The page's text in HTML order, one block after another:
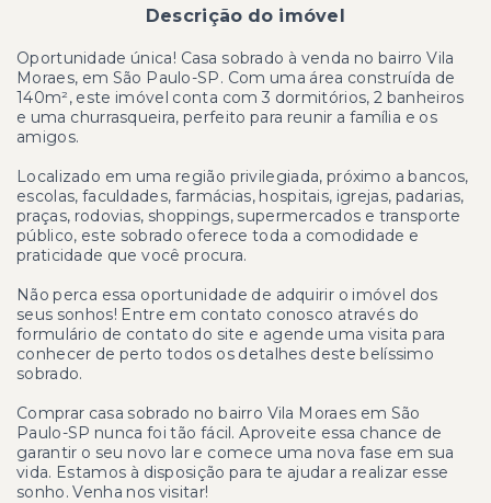
Descrição do imóvel
Oportunidade única! Casa sobrado à venda no bairro Vila
Moraes, em São Paulo-SP. Com uma área construída de
140m², este imóvel conta com 3 dormitórios, 2 banheiros
e uma churrasqueira, perfeito para reunir a família e os
amigos.
Localizado em uma região privilegiada, próximo a bancos,
escolas, faculdades, farmácias, hospitais, igrejas, padarias,
praças, rodovias, shoppings, supermercados e transporte
público, este sobrado oferece toda a comodidade e
praticidade que você procura.
Não perca essa oportunidade de adquirir o imóvel dos
seus sonhos! Entre em contato conosco através do
formulário de contato do site e agende uma visita para
conhecer de perto todos os detalhes deste belíssimo
sobrado.
Comprar casa sobrado no bairro Vila Moraes em São
Paulo-SP nunca foi tão fácil. Aproveite essa chance de
garantir o seu novo lar e comece uma nova fase em sua
vida. Estamos à disposição para te ajudar a realizar esse
sonho. Venha nos visitar!